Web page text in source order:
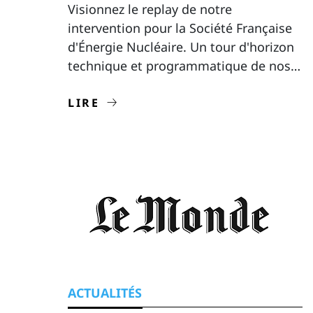
Visionnez le replay de notre
intervention pour la Société Française
d'Énergie Nucléaire. Un tour d'horizon
technique et programmatique de nos
dirigeantes.
LIRE
ACTUALITÉS